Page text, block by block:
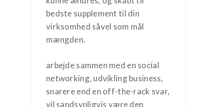
bedste supplement til din
virksomhed såvel som mål
mængden.
arbejde sammen med en social
networking, udvikling business,
snarere end en off-the-rack svar,
vil sandsynligvis være den